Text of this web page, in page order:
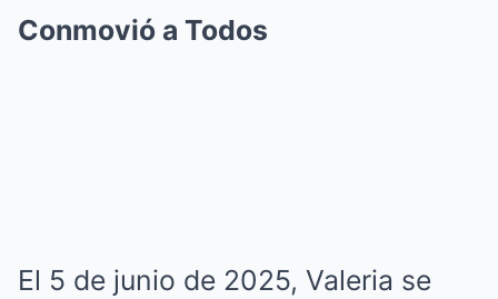
Conmovió a Todos
El 5 de junio de 2025, Valeria se